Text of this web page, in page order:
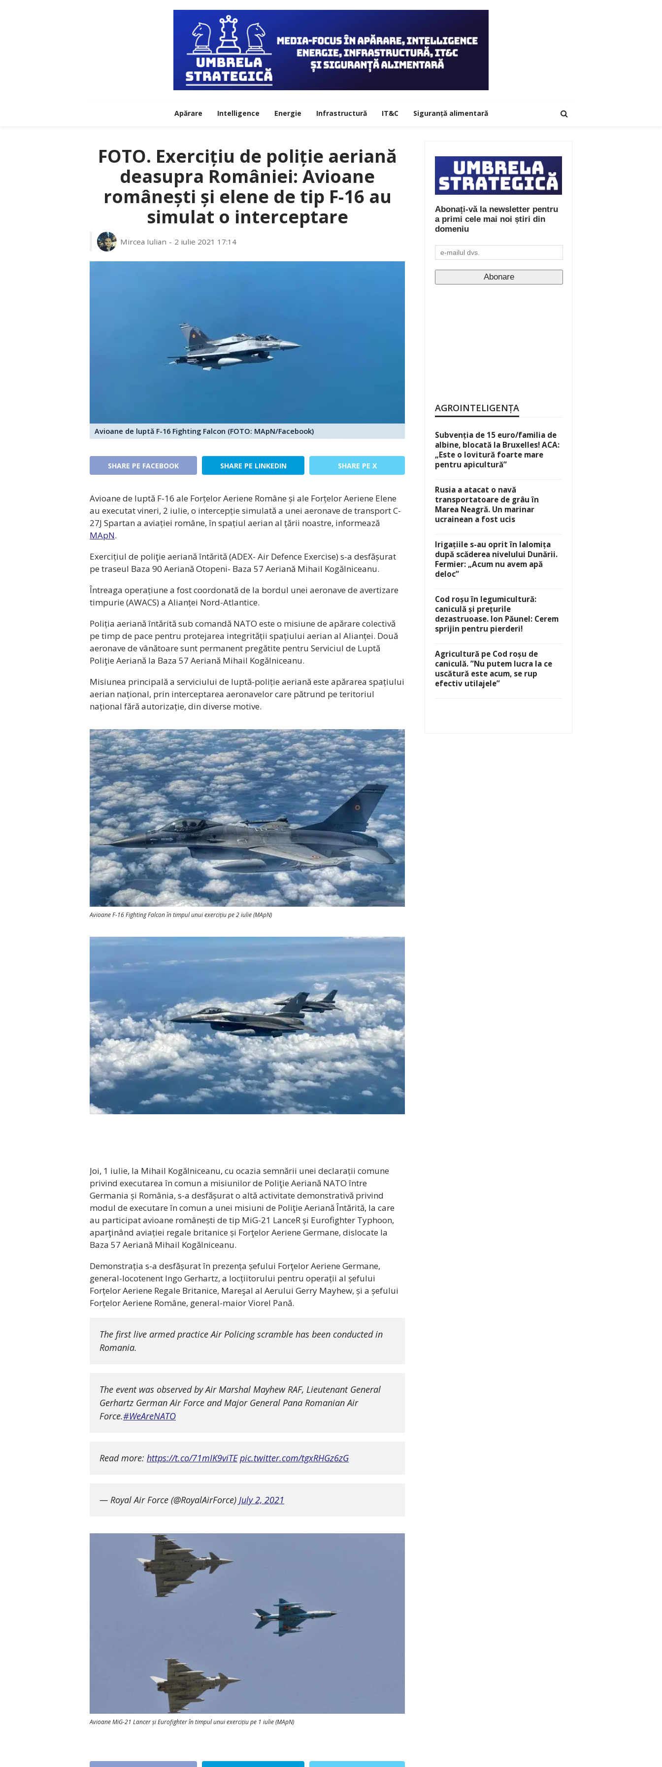
Apărare Intelligence Energie Infrastructură IT&C Siguranță alimentară
FOTO. Exercițiu de poliție aeriană
deasupra României: Avioane
românești și elene de tip F-16 au
simulat o interceptare
Mircea Iulian 2 iulie 2021 17:14
Avioane de luptă F-16 Fighting Falcon (FOTO: MApN/Facebook)
SHARE PE FACEBOOK SHARE PE LINKEDIN SHARE PE X
Avioane de luptă F-16 ale Forțelor Aeriene Române și ale Forțelor Aeriene Elene
au executat vineri, 2 iulie, o intercepție simulată a unei aeronave de transport C-
27J Spartan a aviației române, în spațiul aerian al țării noastre, informează
MApN.
Exercițiul de poliţie aeriană întărită (ADEX- Air Defence Exercise) s-a desfășurat
pe traseul Baza 90 Aeriană Otopeni- Baza 57 Aeriană Mihail Kogălniceanu.
Întreaga operațiune a fost coordonată de la bordul unei aeronave de avertizare
timpurie (AWACS) a Alianței Nord-Atlantice.
Poliția aeriană întărită sub comandă NATO este o misiune de apărare colectivă
pe timp de pace pentru protejarea integrității spațiului aerian al Alianței. Două
aeronave de vânătoare sunt permanent pregătite pentru Serviciul de Luptă
Poliţie Aeriană la Baza 57 Aeriană Mihail Kogălniceanu.
Misiunea principală a serviciului de luptă-poliție aeriană este apărarea spațiului
aerian național, prin interceptarea aeronavelor care pătrund pe teritoriul
național fără autorizație, din diverse motive.
Avioane F-16 Fighting Falcon în timpul unui exercițiu pe 2 iulie (MApN)
Joi, 1 iulie, la Mihail Kogălniceanu, cu ocazia semnării unei declarații comune
privind executarea în comun a misiunilor de Poliţie Aeriană NATO între
Germania și România, s-a desfășurat o altă activitate demonstrativă privind
modul de executare în comun a unei misiuni de Poliţie Aeriană Întărită, la care
au participat avioane românești de tip MiG-21 LanceR și Eurofighter Typhoon,
aparţinând aviației regale britanice și Forţelor Aeriene Germane, dislocate la
Baza 57 Aeriană Mihail Kogălniceanu.
Demonstrația s-a desfășurat în prezența șefului Forţelor Aeriene Germane,
general-locotenent Ingo Gerhartz, a locțiitorului pentru operații al șefului
Forțelor Aeriene Regale Britanice, Mareşal al Aerului Gerry Mayhew, și a șefului
Forțelor Aeriene Române, general-maior Viorel Pană.
The first live armed practice Air Policing scramble has been conducted in
Romania.
The event was observed by Air Marshal Mayhew RAF, Lieutenant General
Gerhartz German Air Force and Major General Pana Romanian Air
Force.#WeAreNATO
Read more: https://t.co/71mIK9viTE pic.twitter.com/tgxRHGz6zG
— Royal Air Force (@RoyalAirForce) July 2, 2021
Avioane MiG-21 Lancer și Eurofighter în timpul unui exercițiu pe 1 iulie (MApN)
Abonați-vă la newsletter pentru
a primi cele mai noi știri din
domeniu
AGROINTELIGENȚA
Subvenția de 15 euro/familia de
albine, blocată la Bruxelles! ACA:
„Este o lovitură foarte mare
pentru apicultură”
Rusia a atacat o navă
transportatoare de grâu în
Marea Neagră. Un marinar
ucrainean a fost ucis
Irigațiile s-au oprit în Ialomița
după scăderea nivelului Dunării.
Fermier: „Acum nu avem apă
deloc”
Cod roșu în legumicultură:
caniculă și prețurile
dezastruoase. Ion Păunel: Cerem
sprijin pentru pierderi!
Agricultură pe Cod roșu de
caniculă. ”Nu putem lucra la ce
uscătură este acum, se rup
efectiv utilajele”